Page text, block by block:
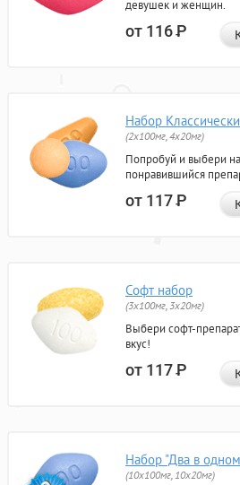
девушек и женщин.
от 116Р
Набор
(2x100мг, 4x20мг)
Попробуй и выбери
понравившийся
от 117Р
Софт набор
(3x100мг, 3x20мг)
Выбери софт-
вкус!
от 117Р
Набор "Два в
(10x100мг, 10x20мг)